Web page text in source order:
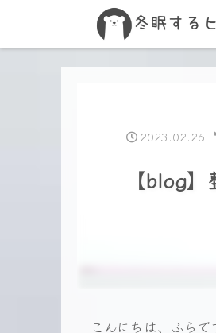
【blog
2023.02.26
こんにちは、ふらで